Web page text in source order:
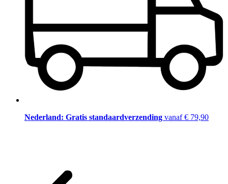
Nederland: Gratis standaardverzending vanaf € 79,90